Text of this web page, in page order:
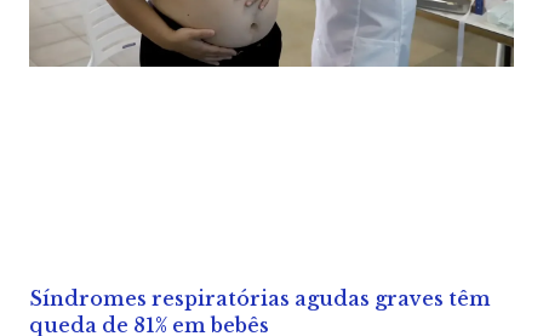
Síndromes respiratórias agudas graves têm
queda de 81% em bebês